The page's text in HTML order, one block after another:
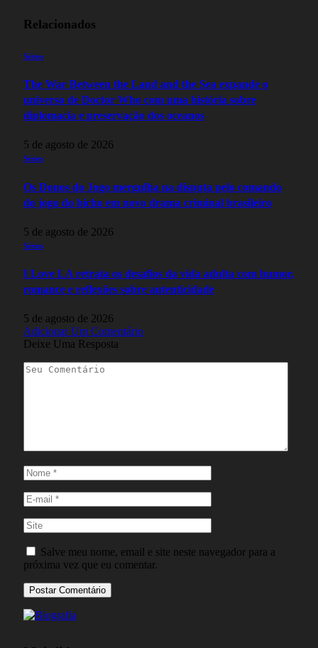
Relacionados
Séries
The War Between the Land and the Sea expande o
universo de Doctor Who com uma história sobre
diplomacia e preservação dos oceanos
5 de agosto de 2026
Séries
Os Donos do Jogo mergulha na disputa pelo comando
do jogo do bicho em novo drama criminal brasileiro
5 de agosto de 2026
Séries
I Love LA retrata os desafios da vida adulta com humor,
romance e reflexões sobre autenticidade
5 de agosto de 2026
Adicionar Um Comentário
Deixe Uma Resposta
Salve meu nome, email e site neste navegador para a
próxima vez que eu comentar.